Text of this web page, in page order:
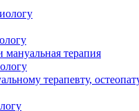
терапия
терапевту,